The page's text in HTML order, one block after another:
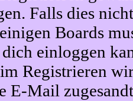
Falls dies
Boards
einloggen
Registrieren
E-Mail